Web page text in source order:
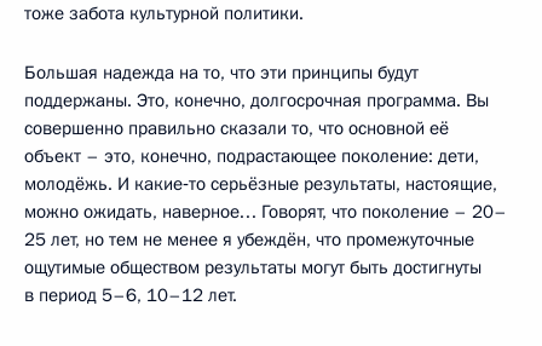
тоже забота культурной политики.
Большая надежда на то, что эти принципы будут
поддержаны. Это, конечно, долгосрочная программа. Вы
совершенно правильно сказали то, что основной её
объект – это, конечно, подрастающее поколение: дети,
молодёжь. И какие‑то серьёзные результаты, настоящие,
можно ожидать, наверное… Говорят, что поколение – 20–
25 лет, но тем не менее я убеждён, что промежуточные
ощутимые обществом результаты могут быть достигнуты
в период 5–6, 10–12 лет.